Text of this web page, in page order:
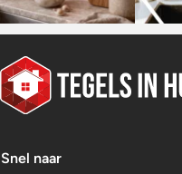
Snel naar